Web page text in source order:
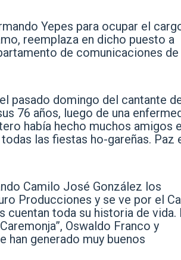
Yepes para ocupar el
reemplaza en dicho puesto a
de comunicaciones de
pasado domingo del cantante
76 años, luego de una
había hecho muchos amigos
las fiestas ho-gareñas. Paz
Camilo José González los
Producciones y se ve por el
cuentan toda su historia de vida.
Oswaldo Franco y
han generado muy buenos